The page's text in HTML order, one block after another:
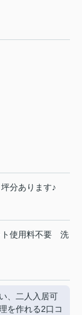
分あります♪
使用料不要
洗
、二人入居可
を作れる2口コ